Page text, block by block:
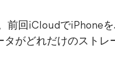
回iCloudでiPhoneを
がどれだけのストレ